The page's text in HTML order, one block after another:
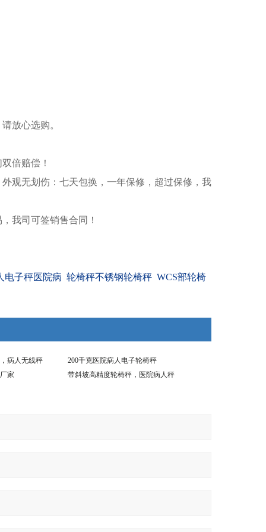
放心选购。
倍赔偿！
观无划伤：七天包换，一年保修，超过保修，我
我司可签销售合同！
电子秤医院病 轮椅秤不锈钢轮椅秤 WCS部轮椅
病人无线秤
200千克医院病人电子轮椅秤
家
带斜坡高精度轮椅秤，医院病人秤